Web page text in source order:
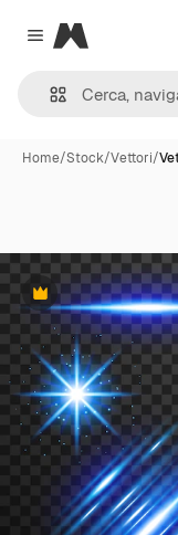
Close menu
Magnific
Home/Stock/Vettori/
Premium